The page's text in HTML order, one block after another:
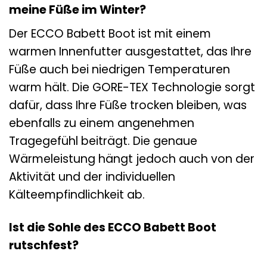
meine Füße im Winter?
Der ECCO Babett Boot ist mit einem
warmen Innenfutter ausgestattet, das Ihre
Füße auch bei niedrigen Temperaturen
warm hält. Die GORE-TEX Technologie sorgt
dafür, dass Ihre Füße trocken bleiben, was
ebenfalls zu einem angenehmen
Tragegefühl beiträgt. Die genaue
Wärmeleistung hängt jedoch auch von der
Aktivität und der individuellen
Kälteempfindlichkeit ab.
Ist die Sohle des ECCO Babett Boot
rutschfest?